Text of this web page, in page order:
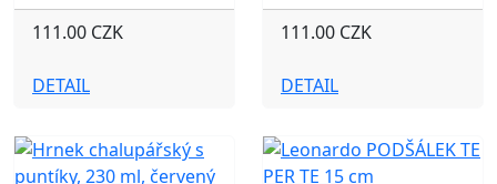
111.00 CZK
DETAIL
111.00 CZK
DETAIL